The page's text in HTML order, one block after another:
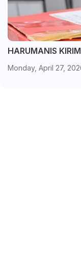
HARUMANIS
Monday, April 27,